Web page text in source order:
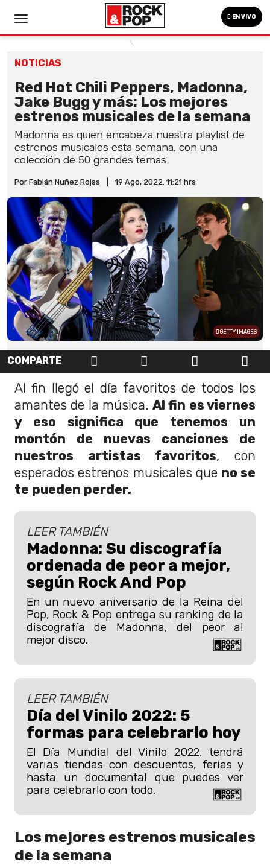
EN VIVO
NOTICIAS
Red Hot Chili Peppers, Madonna,
Jake Bugg y más: Los mejores
estrenos musicales de la semana
Madonna es quien encabeza nuestra playlist de
estrenos musicales esta semana, con una
colección de 50 grandes temas.
Por Fabián Nuñez Rojas 19 Ago, 2022. 11:21 hrs
GETTY IMAGES
COMPARTE
Al fin llegó el día favoritos de todos los
amantes de la música. Al fin es viernes
y eso significa que tenemos un
montón de nuevas canciones de
nuestros artistas favoritos, con
esperados estrenos musicales que no se
te pueden perder.
LEER TAMBIÉN
Madonna: Su discografía
ordenada de peor a mejor,
según Rock And Pop
En un nuevo aniversario de la Reina del
Pop, Rock & Pop entrega su ranking de la
discografía de Madonna, del peor al
mejor disco.
LEER TAMBIÉN
Día del Vinilo 2022: 5
formas para celebrarlo hoy
El Día Mundial del Vinilo 2022, tendrá
varias tiendas con descuentos, ferias y
hasta un documental que puedes ver
para celebrarlo con todo.
Los mejores estrenos musicales
de la semana